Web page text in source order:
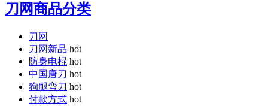
刀网商品分类
刀网
刀网新品 hot
防身电棍 hot
中国唐刀 hot
狗腿弯刀 hot
付款方式 hot